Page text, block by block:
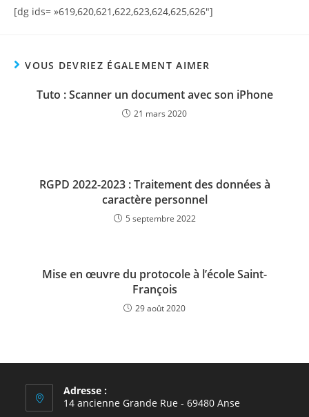
[dg ids= »619,620,621,622,623,624,625,626″]
VOUS DEVRIEZ ÉGALEMENT AIMER
Tuto : Scanner un document avec son iPhone
21 mars 2020
RGPD 2022-2023 : Traitement des données à
caractère personnel
5 septembre 2022
Mise en œuvre du protocole à l’école Saint-
François
29 août 2020
Adresse :
14 ancienne Grande Rue - 69480 Anse